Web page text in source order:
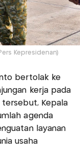
Kepresidenan)
bertolak ke
kerja pada
tersebut, Kepala
agenda
layanan
usaha